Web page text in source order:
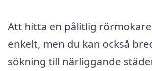
Att hitta en pålitlig
enkelt, men du kan också
sökning till närliggande